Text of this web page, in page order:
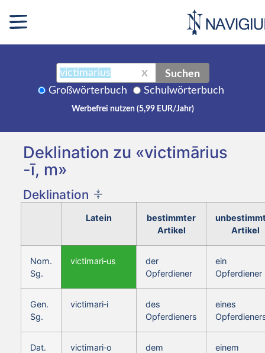
X Suchen
Großwörterbuch Schulwörterbuch
Werbefrei nutzen (5,99 EUR/Jahr)
Deklination zu «victimārius
-ī, m»
Deklination
Latein
bestimmter
Artikel
Artikel
Nom.
Sg.
victimari‑us
der
Opferdiener
ein
Opferdiener
Gen.
Sg.
victimari‑i
des
Opferdieners
eines
Dat.
victimari‑o
dem
einem